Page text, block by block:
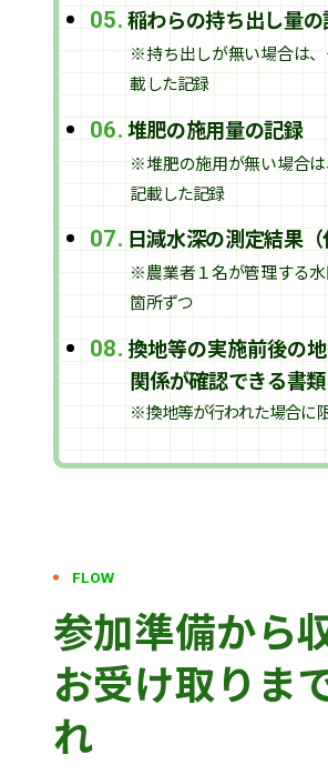
05. 稲わらの持ち出し量
※持ち出しが無い場合は
載した記録
06. 堆肥の施用量の記録
※堆肥の施用が無い場合
記載した記録
07.日減水深の測定結果（
※農業者１名が管理する
箇所ずつ
08.換地等の実施前後の
関係が確認できる書類
※換地等が行われた場合に
FLOW
参加準備から
お受け取りま
れ